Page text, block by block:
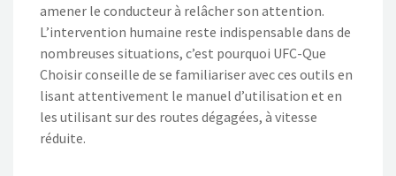
amener le conducteur à relâcher son attention.
L’intervention humaine reste indispensable dans de
nombreuses situations, c’est pourquoi UFC-Que
Choisir conseille de se familiariser avec ces outils en
lisant attentivement le manuel d’utilisation et en
les utilisant sur des routes dégagées, à vitesse
réduite.